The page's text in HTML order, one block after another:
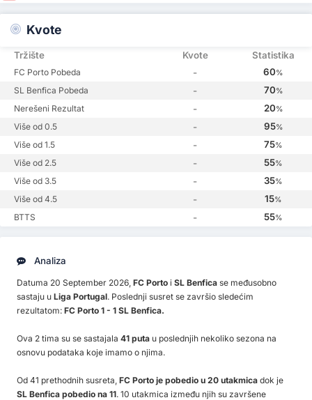
Kvote
Tržište Kvote Statistika
FC Porto Pobeda - 60%
SL Benfica Pobeda - 70%
Nerešeni Rezultat - 20%
Više od 0.5 - 95%
Više od 1.5 - 75%
Više od 2.5 - 55%
Više od 3.5 - 35%
Više od 4.5 - 15%
BTTS - 55%
Analiza
Datuma 20 September 2026, FC Porto i SL Benfica se međusobno
sastaju u Liga Portugal. Poslednji susret se završio sledećim
rezultatom: FC Porto 1 - 1 SL Benfica.
Ova 2 tima su se sastajala 41 puta u poslednjih nekoliko sezona na
osnovu podataka koje imamo o njima.
Od 41 prethodnih susreta, FC Porto je pobedio u 20 utakmica dok je
SL Benfica pobedio na 11. 10 utakmica između njih su završene